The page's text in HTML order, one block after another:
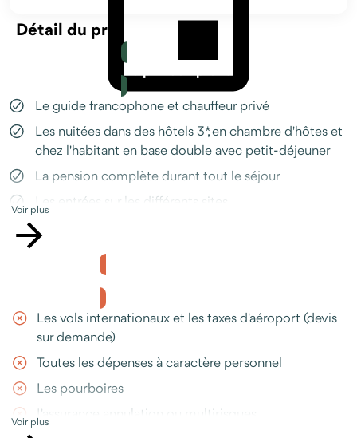
Prendre RDV avec un conseiller
Détail du prix
Le prix comprend
Le guide francophone et chauffeur privé
Les nuitées dans des hôtels 3*, en chambre d'hôtes et
chez l'habitant en base double avec petit-déjeuner
La pension complète durant tout le séjour
Les entrées sur les différents sites
Toutes les activités mentionnées dans le programme
La rencontre avec les minorités ethniques
L’assistance Odysway en cas de question ou
d’imprévu, disponible avant et pendant votre séjour
(téléphone, WhatsApp, e-mail)
Voir plus
Le prix ne comprend pas
Les vols internationaux et les taxes d'aéroport (devis
sur demande)
Toutes les dépenses à caractère personnel
Les pourboires
L'assurance annulation ou multirisques
Voir plus